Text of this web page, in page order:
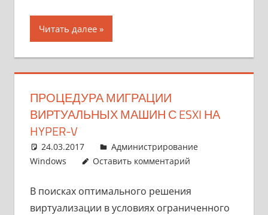
Читать далее
ПРОЦЕДУРА МИГРАЦИИ
ВИРТУАЛЬНЫХ МАШИН С ESXI НА
HYPER-V
24.03.2017 pike777
Администрирование
Windows
Оставить комментарий
В поисках оптимального решения
виртуализации в условиях ограниченного